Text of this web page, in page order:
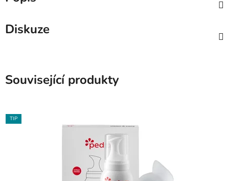
Diskuze
Související produkty
TIP